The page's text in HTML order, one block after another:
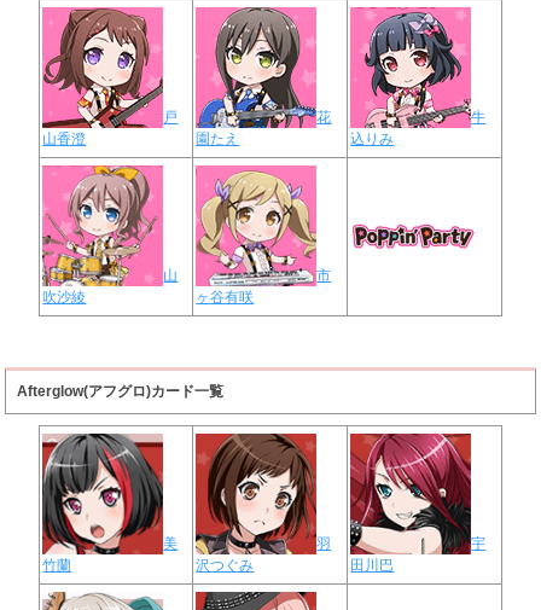
戸
山香澄
花
園たえ
牛
込りみ
山
吹沙綾
市
ヶ谷有咲
Afterglow(アフグロ)カード一覧
美
竹蘭
羽
沢つぐみ
宇
田川巴